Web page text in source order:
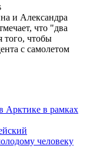
и Александра
что "два
того, чтобы
с самолетом
Арктике в рамках
человеку